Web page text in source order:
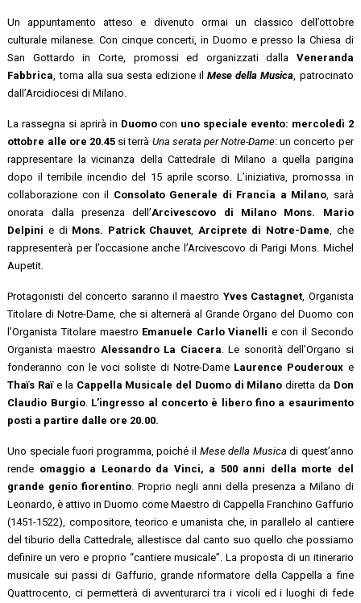
Un appuntamento atteso e divenuto ormai un classico dell’ottobre
culturale milanese. Con cinque concerti, in Duomo e presso la Chiesa di
San Gottardo in Corte, promossi ed organizzati dalla Veneranda
Fabbrica , torna alla sua sesta edizione ilMese della Musica , patrocinato
dall’Arcidiocesi di Milano.
La rassegna si aprirà in Duomocon uno speciale evento: mercoledì 2
ottobre alle ore 20.45 si terrà Una serata per Notre-Dame: un concerto per
rappresentare la vicinanza della Cattedrale di Milano a quella parigina
dopo il terribile incendio del 15 aprile scorso. L’iniziativa, promossa in
collaborazione con il Consolato Generale di Francia a Milano , sarà
onorata dalla presenza dell’Arcivescovo di Milano Mons. Mario
Delpini e di Mons. Patrick Chauvet Arciprete di Notre-Dame , che
rappresenterà per l’occasione anche l’Arcivescovo di Parigi Mons. Michel
Aupetit.
Protagonisti del concerto saranno il maestro Yves Castagnet , Organista
Titolare di Notre-Dame, che si alternerà al Grande Organo del Duomo con
l’Organista Titolare maestro Emanuele Carlo Vianelli e con il Secondo
Organista maestro Alessandro La Ciacera . Le sonorità dell’Organo si
fonderanno con le voci soliste di Notre-Dame Laurence Pouderoux e
Thaïs Raïe la Cappella Musicale del Duomo di Milano diretta da Don
Claudio Burgio. L’ingresso al concerto è libero fino a esaurimento
posti a partire dalle ore 20.00.
Uno speciale fuori programma, poiché il Mese della Musica di quest’anno
rende omaggio a Leonardo da Vinci, a 500 anni della morte del
grande genio fiorentino . Proprio negli anni della presenza a Milano di
Leonardo, è attivo in Duomo come Maestro di Cappella Franchino Gaffurio
(1451-1522), compositore, teorico e umanista che, in parallelo al cantiere
del tiburio della Cattedrale, allestisce dal canto suo quello che possiamo
definire un vero e proprio “cantiere musicale”. La proposta di un itinerario
musicale sui passi di Gaffurio, grande riformatore della Cappella a fine
Quattrocento, ci permetterà di avventurarci tra i vicoli ed i luoghi di fede